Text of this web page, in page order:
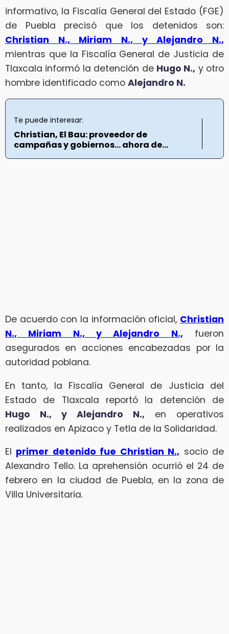
informativo, la Fiscalía General del Estado (FGE)
de Puebla precisó que los detenidos son:
Christian N., Miriam N., y Alejandro N.,
mientras que la Fiscalía General de Justicia de
Tlaxcala informó la detención de Hugo N., y otro
hombre identificado como Alejandro N.
Te puede interesar:
Christian, El Bau: proveedor de
campañas y gobiernos… ahora de...
De acuerdo con la información oficial, Christian
N., Miriam N., y Alejandro N.,fueron
asegurados en acciones encabezadas por la
autoridad poblana.
En tanto, la Fiscalía General de Justicia del
Estado de Tlaxcala reportó la detención de
Hugo N., y Alejandro N., en operativos
realizados en Apizaco y Tetla de la Solidaridad.
El primer detenido fue Christian N., socio de
Alexandro Tello. La aprehensión ocurrió el 24 de
febrero en la ciudad de Puebla, en la zona de
Villa Universitaria.